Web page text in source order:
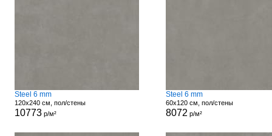
Steel 6 mm
120x240 см, пол/стены
10773р/м²
Steel 6 mm
60x120 см, пол/стены
8072 р/м²